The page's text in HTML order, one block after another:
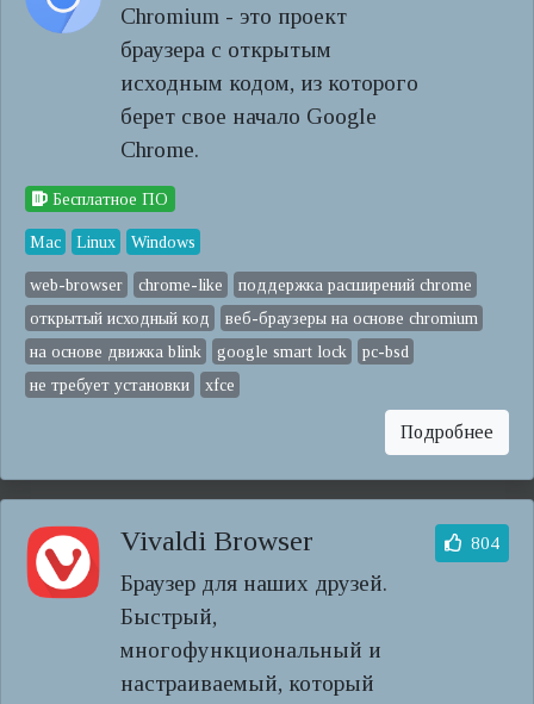
Chromium - это проект
браузера с открытым
исходным кодом, из которого
берет свое начало Google
Chrome.
Бесплатное ПО
Mac Linux Windows
web-browser chrome-like
поддержка расширений chrome
открытый исходный код
веб-браузеры на основе chromium
на основе движка blink
google smart lock
pc-bsd
не требует установки
xfce
Подробнее
Vivaldi Browser
Браузер для наших друзей.
Быстрый,
многофункциональный и
настраиваемый, который
804